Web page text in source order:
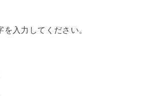
を入力してください。